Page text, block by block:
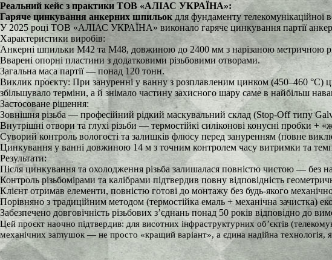
Реальний кейс з практики ТОВ «АЛІАС УКРАЇНА»:
Гаряче цинкування анкерних шпильок для фундаменту телекомунікаційної
У 2025 році ТОВ «АЛІАС УКРАЇНА» виконало гаряче цинкування партії
Характеристики виробів:
Анкерні шпильки М42 та М48, довжиною до 2400 мм з нарізаною метричною
Вварені опорні пластини з додатковими різьбовими отворами.
Загальна маса партії — понад 120 тонн.
Виклик проєкту: При зануренні у ванну з розплавленим цинком (450–460 °C)
збільшувало терміни, а й знімало частину захисного шару саме в найбільш
Застосоване рішення:
Зовнішня різьба — професійний рідкий маскувальний склад (Stop-Off типу
Внутрішні отвори та глухі різьби — термостійкі силіконові конусні пробки +
Суворий контроль вологості та залишків флюсу перед зануренням (повне
Цинкування у ванні довжиною 14 м з точним контролем часу витримки та
Результати:
Після цинкування та охолодження різьба залишалася повністю чистою — без
Контроль різьбомірами та калібрами підтвердив повну відповідність
Клієнт отримав елементи, повністю готові до монтажу без будь-якого
Порівняно з традиційним методом (термостійка емаль + механічна зачистка)
Забезпечено довговічність різьбових з’єднань понад 50 років відповідно до
Цей проєкт наочно підтвердив: для висотних інфраструктурних об’єктів
механічних заглушок — не просто «кращий варіант», а єдина надійна технологія,